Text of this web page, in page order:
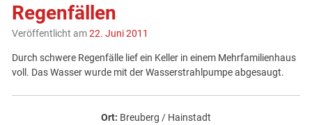
Regenfällen
Veröffentlicht am22. Juni 2011
Durch schwere Regenfälle lief ein Keller in einem Mehrfamilienhaus
voll. Das Wasser wurde mit der Wasserstrahlpumpe abgesaugt.
Ort: Breuberg / Hainstadt